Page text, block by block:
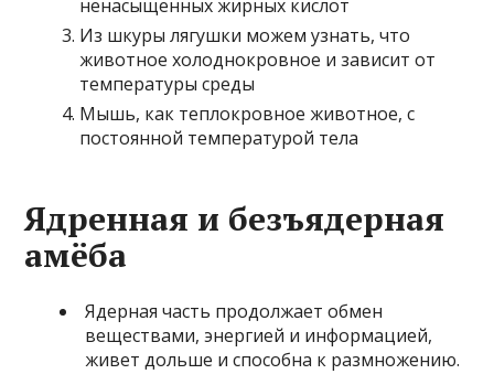
ненасыщенных жирных кислот
Из шкуры лягушки можем узнать, что
животное холоднокровное и зависит от
температуры среды
Мышь, как теплокровное животное, с
постоянной температурой тела
Ядренная и безъядерная
амёба
Ядерная часть продолжает обмен
веществами, энергией и информацией,
живет дольше и способна к размножению.